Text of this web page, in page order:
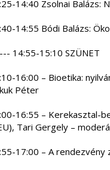
14:40 Zsolnai Balázs:
14:55 Bódi Balázs:
14:55-15:10 SZÜNET
16:00 – Bioetika:
Péter
16:55 – Kerekasztal-
Tari Gergely –
17:00 – A rendezvény